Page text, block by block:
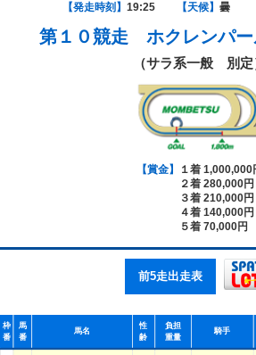
【発走時刻】 19:25 【天候】 曇
第１０競走 ホクレンパ
（サラ系一般 別定
【賞金】
１着 1,000,000
２着 280,000円
３着 210,000円
４着 140,000円
５着 70,000円
前5走出走表
枠
番
馬
番
馬名
性
齢
負担
重量
騎手